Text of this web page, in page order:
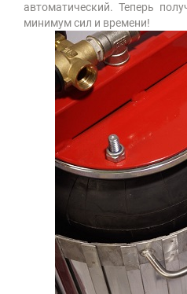
автоматический. Теперь
минимум сил и времени!